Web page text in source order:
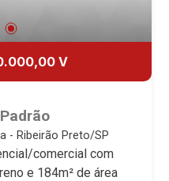
V
- Ribeirão Preto/SP
comercial com
e 184m² de área